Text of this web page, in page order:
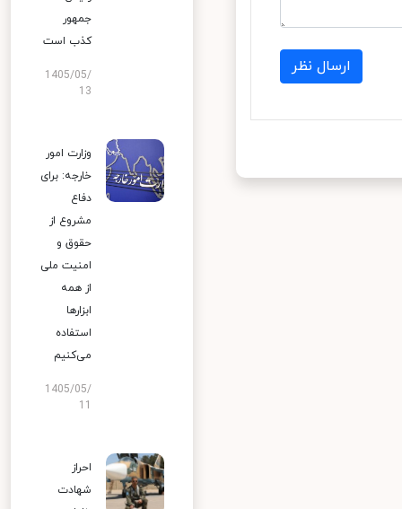
ارسال نظر
جمهور
کذب است
1405/05/
13
وزارت امور
خارجه: برای
دفاع
مشروع از
حقوق و
امنیت ملی
از همه
ابزارها
استفاده
می‌کنیم
1405/05/
احراز
شهادت